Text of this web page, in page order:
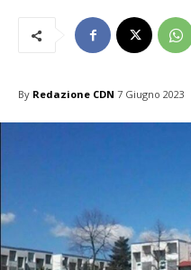
By Redazione CDN 7 Giugno 2023